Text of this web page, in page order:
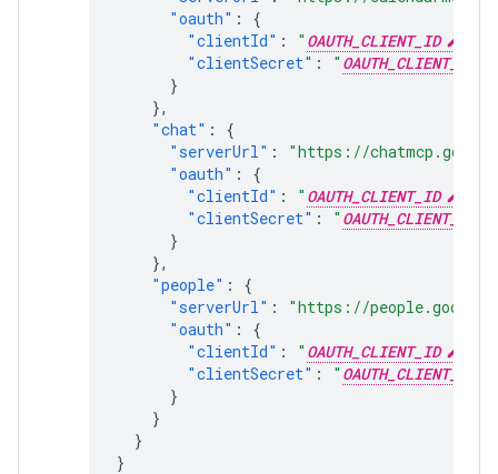
"oauth" :
{
"clientId" : " OAUTH_CLIENT_ID
"clientSecret" : "
}
},
"chat" :
{
"serverUrl" :
"https://
"oauth" :
{
"clientId" : " OAUTH_CLIENT_ID
"clientSecret" : "
}
},
"people" :
{
"serverUrl" :
"https://
"oauth" :
{
"clientId" : " OAUTH_CLIENT_ID
"clientSecret" : "
}
}
}
}